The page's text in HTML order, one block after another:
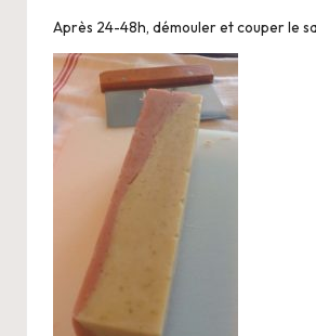
Après 24-48h, démouler et couper le